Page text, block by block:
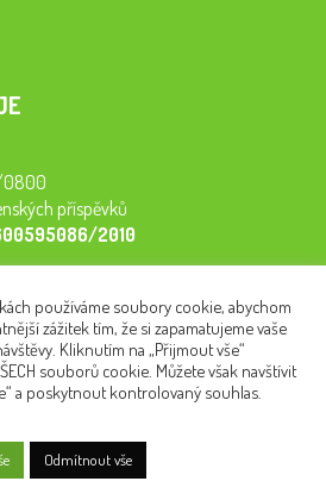
0800
příspěvků
2010
na lodi a WC kartu. Z peněz
pro pacienty.
používáme soubory cookie, abychom
zážitek tím, že si zapamatujeme vaše
Kliknutím na „Přijmout vše“
souborů cookie. Můžete však navštívit
a poskytnout kontrolovaný souhlas.
Odmítnout vše